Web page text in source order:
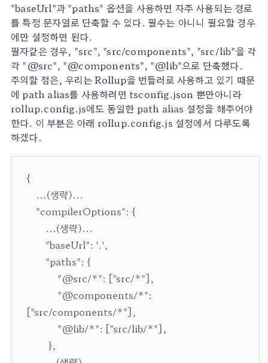
"baseUrl"과 "paths" 옵션을 사용하면 자주 사용되는 경로
를 특정 문자열로 단축할 수 있다. 필수는 아니니 필요할 경우
에만 설정하면 된다.
필자같은 경우, "src", "src/components", "src/lib"을 각
각 "@src", "@components", "@lib"으로 단축했다.
주의할 점은, 우리는 Rollup을 번들러로 사용하고 있기 때문
에 path alias를 사용하려면 tsconfig.json 뿐만아니라
rollup.config.js에도 동일한 path alias 설정을 해주어야
한다. 이 부분은 아래 rollup.config.js 설정에서 다루도록
하겠다.
{
...(생략)...
"compilerOptions": {
...(생략)...
"baseUrl": '.',
"paths": {
"@src/*": ["src/*"],
"@components/*":
["src/components/*"],
"@lib/*": ["src/lib/*"],
},